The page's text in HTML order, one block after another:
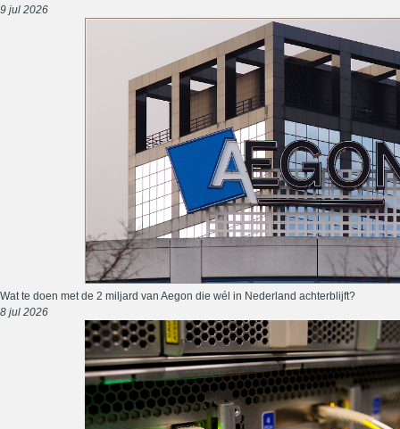
9 jul 2026
Wat te doen met de 2 miljard van Aegon die wél in Nederland achterblijft?
8 jul 2026